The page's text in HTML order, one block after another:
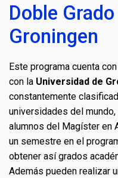
Doble
Groningen
Este programa cuenta
con la Universidad de
constantemente
universidades del
alumnos del Magíster en
un semestre en el
obtener así grados
Además pueden realizar